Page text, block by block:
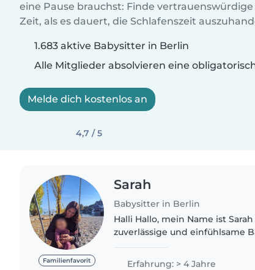
eine Pause brauchst: Finde
Zeit, als es dauert, die Schlafenszeit
1.683 aktive Babysitter in Berlin
Alle Mitglieder absolvieren eine
Melde dich kostenlos an
4,7 / 5
Familienfavorit
Sarah
Babysitter in Berlin
Halli Hallo, mein Name ist
zuverlässige und einfühlsame
sind, sondern auch eine..
Erfahrung: > 4 Jahre